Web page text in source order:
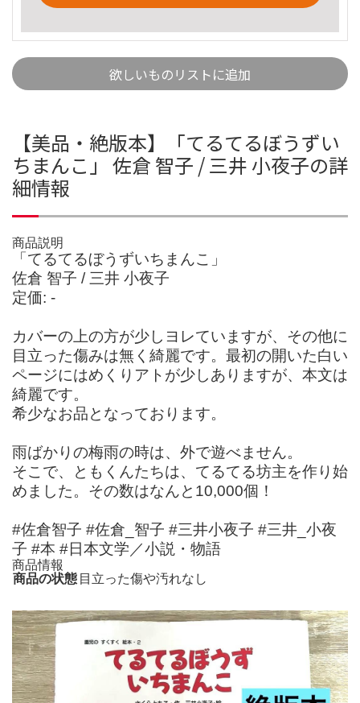
欲しいものリストに追加
【美品・絶版本】「てるてるぼうずい
ちまんこ」 佐倉 智子 / 三井 小夜子の詳
細情報
商品説明
「てるてるぼうずいちまんこ」
佐倉 智子 / 三井 小夜子
定価: -
カバーの上の方が少しヨレていますが、その他に
目立った傷みは無く綺麗です。最初の開いた白い
ページにはめくりアトが少しありますが、本文は
綺麗です。
希少なお品となっております。
雨ばかりの梅雨の時は、外で遊べません。
そこで、ともくんたちは、てるてる坊主を作り始
めました。その数はなんと10,000個！
#佐倉智子 #佐倉_智子 #三井小夜子 #三井_小夜
子 #本 #日本文学／小説・物語
商品情報
商品の状態 目立った傷や汚れなし